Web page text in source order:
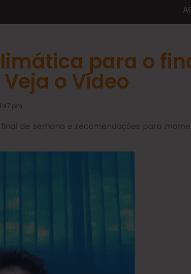
para o
o Vídeo
1:47 pm
de semana e recomendações para